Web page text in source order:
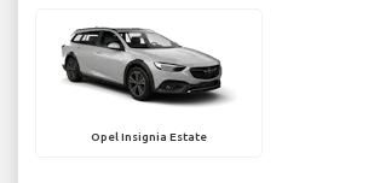
Opel Insignia Estate